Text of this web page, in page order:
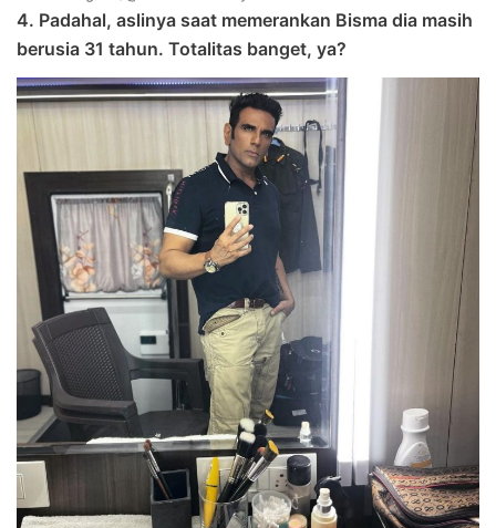
4. Padahal, aslinya saat memerankan Bisma dia masih
berusia 31 tahun. Totalitas banget, ya?